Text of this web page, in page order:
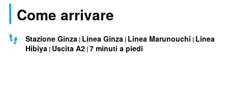
Come arrivare
Stazione Ginza Linea Ginza Linea Marunouchi Linea
Hibiya Uscita A2 7 minuti a piedi